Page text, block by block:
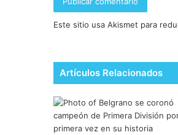
Este sitio usa Akismet para
Artículos Relacionados